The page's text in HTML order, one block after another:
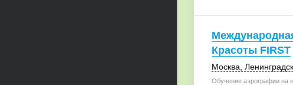
Красоты FIRST
Москва ,
Обучение аэрографии на